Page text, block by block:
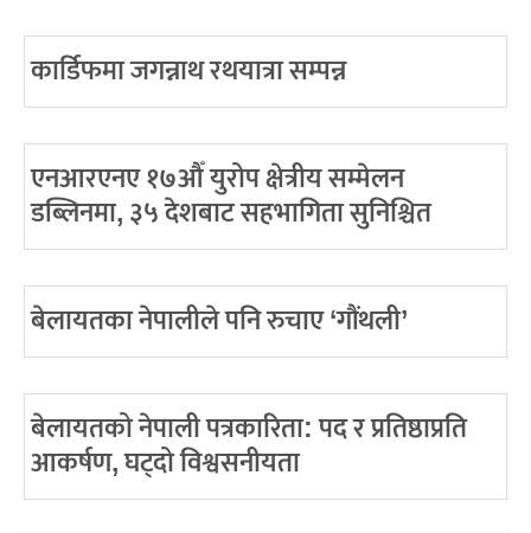
कार्डिफमा जगन्नाथ रथयात्रा सम्पन्न
एनआरएनए १७औँ युरोप क्षेत्रीय सम्मेलन
डब्लिनमा, ३५ देशबाट सहभागिता सुनिश्चित
बेलायतका नेपालीले पनि रुचाए ‘गौंथली’
बेलायतको नेपाली पत्रकारिता: पद र प्रतिष्ठाप्रति
आकर्षण, घट्दो विश्वसनीयता